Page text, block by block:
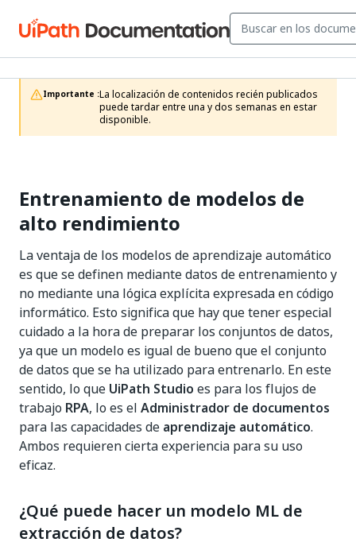
Importante :La localización de contenidos recién publicados
puede tardar entre una y dos semanas en estar
disponible.
Entrenamiento de modelos de
alto rendimiento
La ventaja de los modelos de aprendizaje automático
es que se definen mediante datos de entrenamiento y
no mediante una lógica explícita expresada en código
informático. Esto significa que hay que tener especial
cuidado a la hora de preparar los conjuntos de datos,
ya que un modelo es igual de bueno que el conjunto
de datos que se ha utilizado para entrenarlo. En este
sentido, lo que UiPath Studio es para los flujos de
trabajo RPA, lo es el Administrador de documentos
para las capacidades de aprendizaje automático.
Ambos requieren cierta experiencia para su uso
eficaz.
¿Qué puede hacer un modelo ML de
extracción de datos?